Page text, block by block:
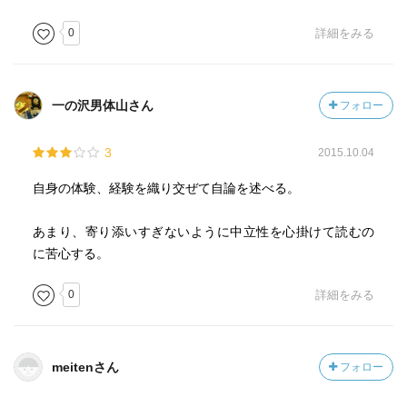
0 詳細をみる
一の沢男体山さん フォロー
3 2015.10.04
自身の体験、経験を織り交ぜて自論を述べる。
あまり、寄り添いすぎないように中立性を心掛けて読むの
に苦心する。
0 詳細をみる
meitenさん フォロー